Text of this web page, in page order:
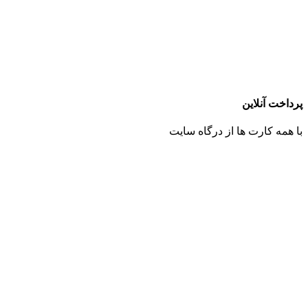
پرداخت آنلاین
با همه کارت ها از درگاه سایت